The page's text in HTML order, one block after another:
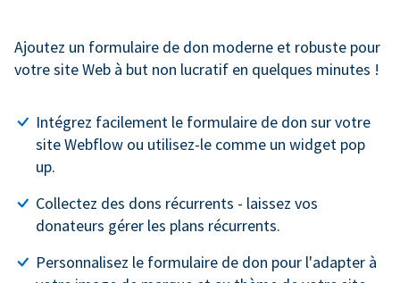
Ajoutez un formulaire de don moderne et robuste pour
votre site Web à but non lucratif en quelques minutes !
Intégrez facilement le formulaire de don sur votre
site Webflow ou utilisez-le comme un widget pop
up.
Collectez des dons récurrents - laissez vos
donateurs gérer les plans récurrents.
Personnalisez le formulaire de don pour l'adapter à